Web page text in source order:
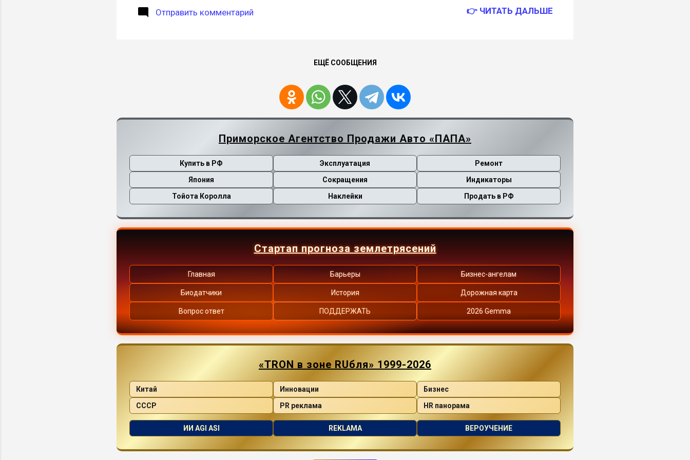
Отправить комментарий 👉 ЧИТАТЬ ДАЛЬШЕ
ЕЩЁ СООБЩЕНИЯ
Приморское Агентство Продажи Авто «ПАПА»
Купить в РФ
Япония
Тойота Королла
Эксплуатация
Сокращения
Наклейки
Ремонт
Индикаторы
Продать в РФ
Стартап прогноза землетрясений
Главная
Биодатчики
Вопрос ответ
Барьеры
История
ПОДДЕРЖАТЬ
Бизнес-ангелам
Дорожная карта
2026 Gemma
«TRON в зоне RUбля» 1999-2026
Китай
СССР
Инновации
PR реклама
Бизнес
HR панорама
ИИ AGI ASI REKLAMA ВЕРОУЧЕНИЕ